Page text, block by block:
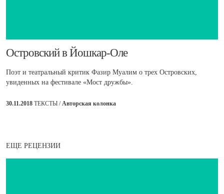
​Островский в Йошкар-Оле
Поэт и театральный критик Фазир Муалим о трех Островских,
увиденных на фестивале «Мост дружбы».
30.11.2018 ТЕКСТЫ / Авторская колонка
ЕЩЕ РЕЦЕНЗИИ